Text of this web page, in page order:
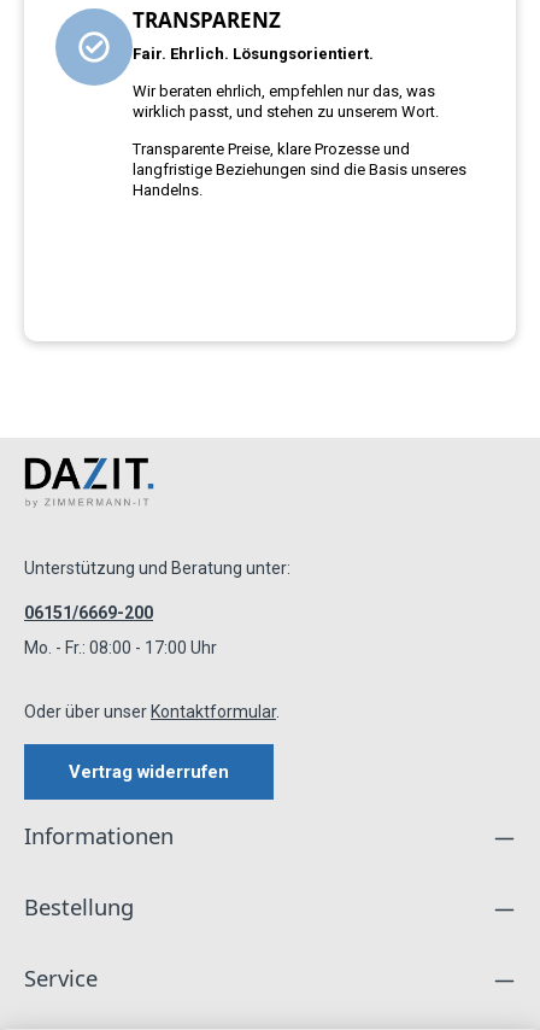
TRANSPARENZ
Fair. Ehrlich. Lösungsorientiert.
Wir beraten ehrlich, empfehlen nur das, was
wirklich passt, und stehen zu unserem Wort.
Transparente Preise, klare Prozesse und
langfristige Beziehungen sind die Basis unseres
Handelns.
Unterstützung und Beratung unter:
06151/6669-200
Mo. - Fr.: 08:00 - 17:00 Uhr
Oder über unser Kontaktformular.
Vertrag widerrufen
Informationen
Bestellung
Service